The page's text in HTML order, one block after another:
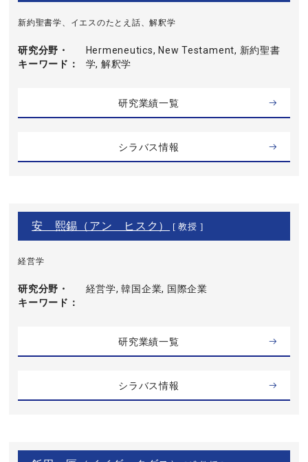
新約聖書学、イエスのたとえ話、解釈学
研究分野・
キーワード
Hermeneutics, New Testament, 新約聖書
学, 解釈学
研究業績一覧
シラバス情報
安 熙錫（アン ヒスク） [ 教授 ]
経営学
研究分野・
キーワード
経営学, 韓国企業, 国際企業
研究業績一覧
シラバス情報